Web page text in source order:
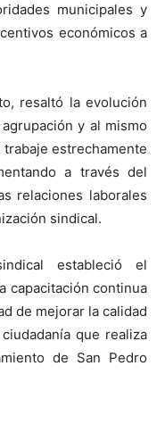
municipales y
económicos a
resaltó la evolución
y al mismo
estrechamente
a través del
relaciones laborales
sindical.
estableció el
capacitación continua
de mejorar la calidad
que realiza
de San Pedro